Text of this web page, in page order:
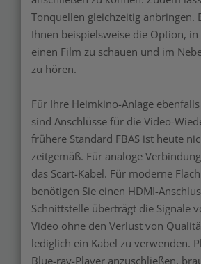
Tonquellen gleichzeitig anbringen.
Ihnen beispielsweise die Option, in
einen Film zu schauen und im
zu hören.
Für Ihre Heimkino-Anlage
sind Anschlüsse für die Video-
frühere Standard FBAS ist heute
zeitgemäß. Für analoge
das Scart-Kabel. Für moderne
benötigen Sie einen HDMI-
Schnittstelle überträgt die Signale
Video ohne den Verlust von
lediglich ein Kabel zu verwenden.
Blue-ray-Player anzuschließen,